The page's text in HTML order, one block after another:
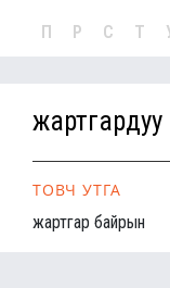
П Р С Т
жартгардуу
ТОВЧ УТГА
жартгар байрын